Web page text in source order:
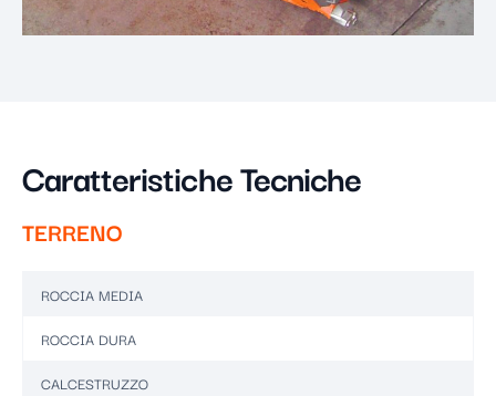
Caratteristiche Tecniche
TERRENO
ROCCIA MEDIA
ROCCIA DURA
CALCESTRUZZO